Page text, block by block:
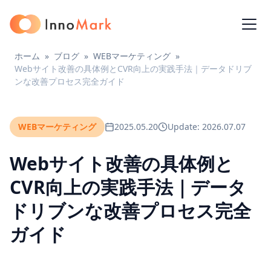
ホーム » ブログ » WEBマーケティング »
Webサイト改善の具体例とCVR向上の実践手法｜データドリブ
ンな改善プロセス完全ガイド
WEBマーケティング 2025.05.20 Update: 2026.07.07
Webサイト改善の具体例と
CVR向上の実践手法｜データ
ドリブンな改善プロセス完全
ガイド